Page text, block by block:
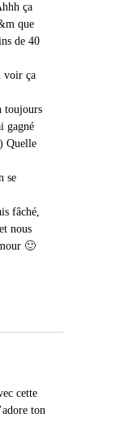
ça
que
de 40
voir ça
toujours
gagné
Quelle
se
fâché,
nous
🙂
cette
ton